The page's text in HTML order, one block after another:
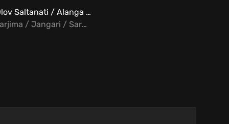
Olov Saltanati / Alanga Hukmronligi Uzbek tilida
Tarjima / Jangari / Sarguzasht